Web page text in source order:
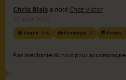
Chris Blaisa notéChez Victor
22 août 2025
🍯 Sauce : 7.6 🧀 Fromage : 7 🍟 Frites :
Pas méchante du tout pour